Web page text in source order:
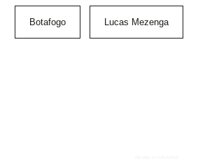
Botafogo Lucas Mezenga